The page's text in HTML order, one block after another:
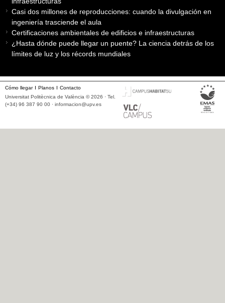
Casi dos millones de reproducciones: cuando la divulgación en
ingeniería trasciende el aula
Certificaciones ambientales de edificios e infraestructuras
¿Hasta dónde puede llegar un puente? La ciencia detrás de los
límites de luz y los récords mundiales
Cómo llegar Planos
Contacto
Universitat Politècnica de València © 2026 · Tel.
(+34) 96 387 90 00 · informacion@upv.es